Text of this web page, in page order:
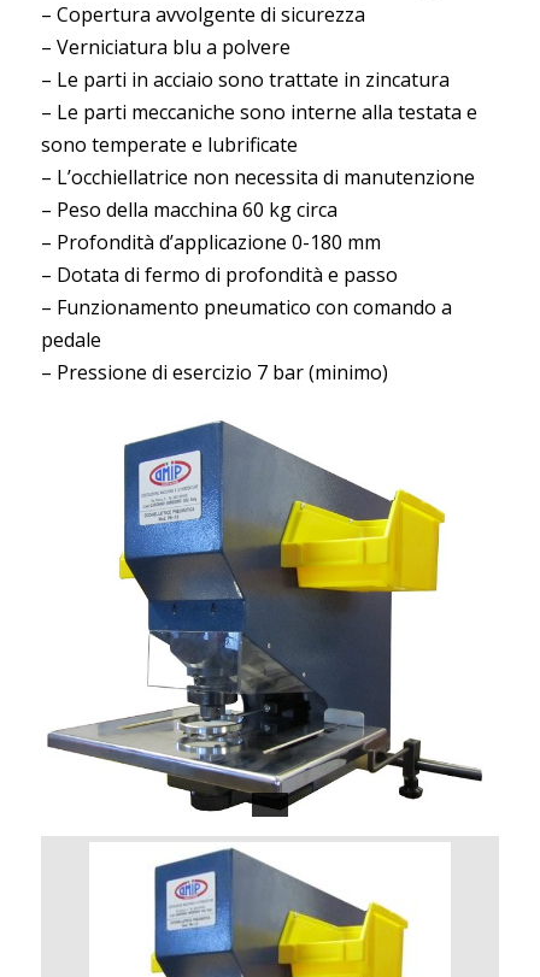
– Copertura avvolgente di sicurezza
– Verniciatura blu a polvere
– Le parti in acciaio sono trattate in zincatura
– Le parti meccaniche sono interne alla testata e
sono temperate e lubrificate
– L’occhiellatrice non necessita di manutenzione
– Peso della macchina 60 kg circa
– Profondità d’applicazione 0-180 mm
– Dotata di fermo di profondità e passo
– Funzionamento pneumatico con comando a
pedale
– Pressione di esercizio 7 bar (minimo)